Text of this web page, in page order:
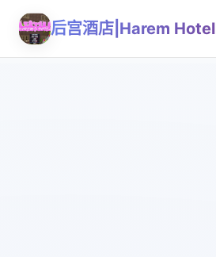
后宫酒店|Harem Hotel